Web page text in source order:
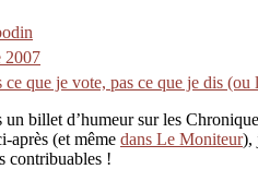
2007
ce que je vote, pas ce que je dis (ou
un billet d’humeur sur les
après (et même dans Le Moniteur),
contribuables !